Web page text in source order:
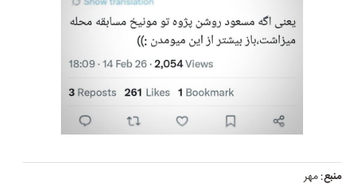
منبع:مهر